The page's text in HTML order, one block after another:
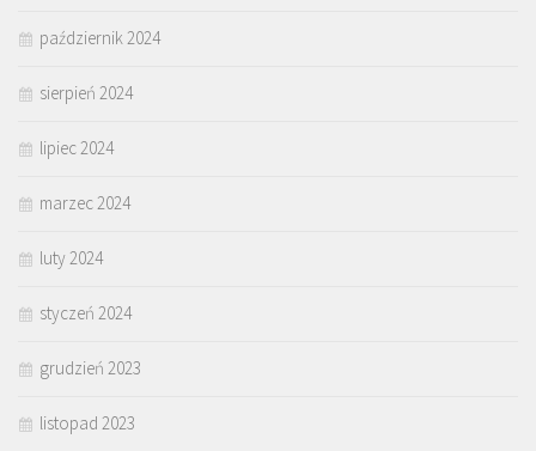
październik 2024
sierpień 2024
lipiec 2024
marzec 2024
luty 2024
styczeń 2024
grudzień 2023
listopad 2023